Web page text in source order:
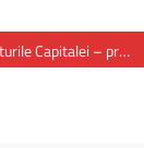
Aeroporturile Capitalei – pregătite pentru iarnă